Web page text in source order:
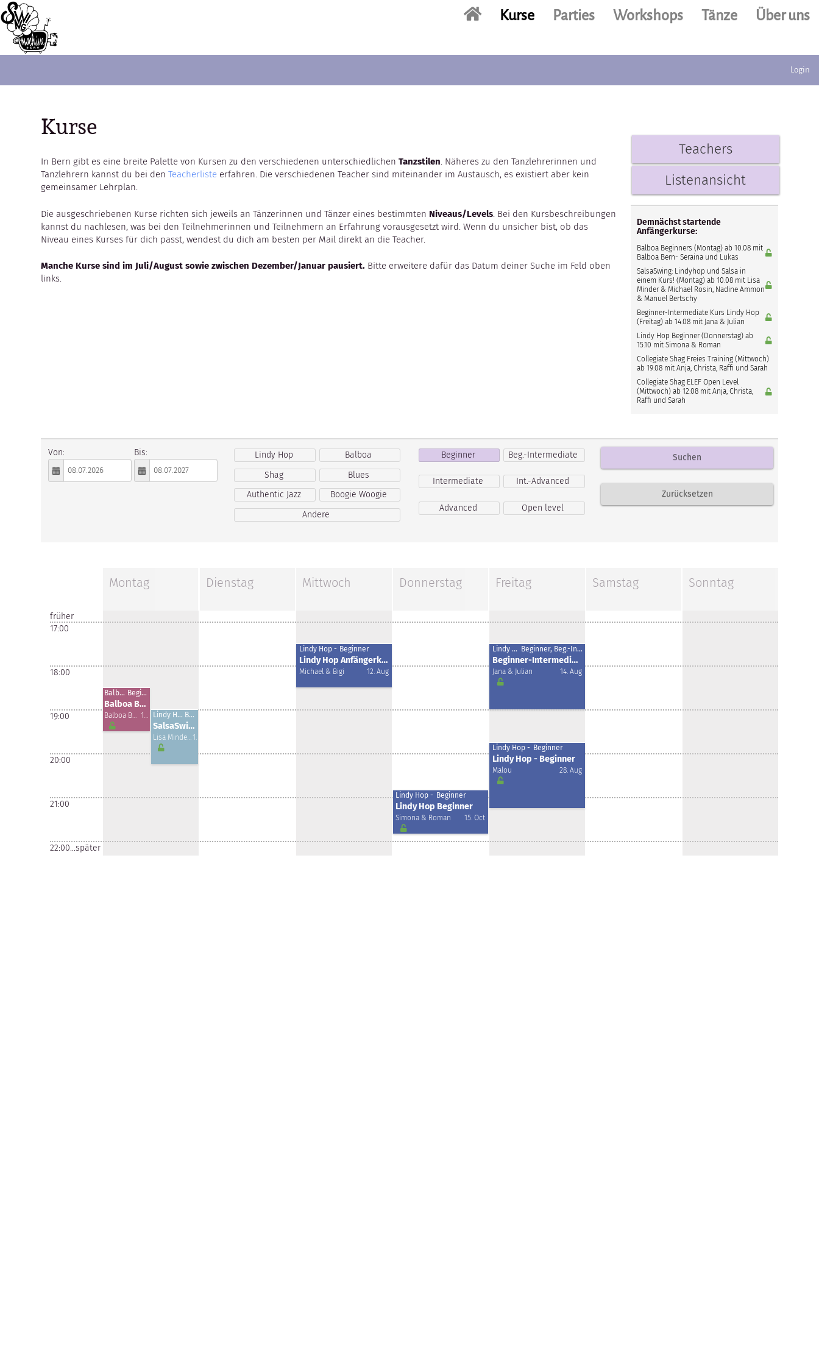
Kurse Parties Workshops Tänze Über uns
Login
Kurse
In Bern gibt es eine breite Palette von Kursen zu den verschiedenen unterschiedlichenTanzstilen. Näheres zu den Tanzlehrerinnen und
Tanzlehrern kannst du bei denTeacherliste erfahren. Die verschiedenen Teacher sind miteinander im Austausch, es existiert aber kein
gemeinsamer Lehrplan.
Die ausgeschriebenen Kurse richten sich jeweils an Tänzerinnen und Tänzer eines bestimmten Niveaus/Levels . Bei den Kursbeschreibungen
kannst du nachlesen, was bei den Teilnehmerinnen und Teilnehmern an Erfahrung vorausgesetzt wird. Wenn du unsicher bist, ob das
Niveau eines Kurses für dich passt, wendest du dich am besten per Mail direkt an die Teacher.
Manche Kurse sind im Juli/August sowie zwischen Dezember/Januar pausiert. Bitte erweitere dafür das Datum deiner Suche im Feld oben
links.
Teachers
Listenansicht
Demnächst startende
Anfängerkurse:
Balboa Beginners (Montag) ab 10.08 mit
Balboa Bern- Seraina und Lukas
SalsaSwing: Lindyhop und Salsa in
einem Kurs! (Montag) ab 10.08 mit Lisa
Minder & Michael Rosin, Nadine Ammon
& Manuel Bertschy
Beginner-Intermediate Kurs Lindy Hop
(Freitag) ab 14.08 mit Jana & Julian
Lindy Hop Beginner (Donnerstag) ab
15.10 mit Simona & Roman
Collegiate Shag Freies Training (Mittwoch)
ab 19.08 mit Anja, Christa, Raffi und Sarah
Collegiate Shag ELEF Open Level
(Mittwoch) ab 12.08 mit Anja, Christa,
Raffi und Sarah
Von: Bis: Lindy Hop
Balboa
Shag
Blues
Authentic Jazz
Boogie Woogie
Andere
Beginner Beg.-Intermediate
Intermediate Int.-Advanced
Advanced Open level
früher
17:00
18:00
19:00
20:00
21:00
22:00...später
Montag
Balboa - Beginner
Balboa Beginners
Lindy Hop, Andere - Beginner
SalsaSwing: Lindyhop und Salsa in einem Kurs!
Lisa Minder & Michael Rosin, Nadine Ammon & Manuel Bertschy
Dienstag Mittwoch
Lindy Hop - Beginner
Lindy Hop Anfängerkurs ELEF (Mi 17.30)
Michael & Bigi 12. Aug
Donnerstag
Lindy Hop - Beginner
Lindy Hop Beginner
Simona & Roman 15. Oct
Freitag
Lindy Hop - Beginner, Beg.-Intermediate
Beginner-Intermediate Kurs Lindy Hop
Jana & Julian 14. Aug
Lindy Hop - Beginner
Lindy Hop - Beginner
Malou 28. Aug
Samstag Sonntag